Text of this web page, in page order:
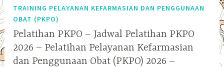
TRAINING PELAYANAN KEFARMASIAN DAN PENGGUNAAN
OBAT (PKPO)
Pelatihan PKPO – Jadwal Pelatihan PKPO
2026 – Pelatihan Pelayanan Kefarmasian
dan Penggunaan Obat (PKPO) 2026 –